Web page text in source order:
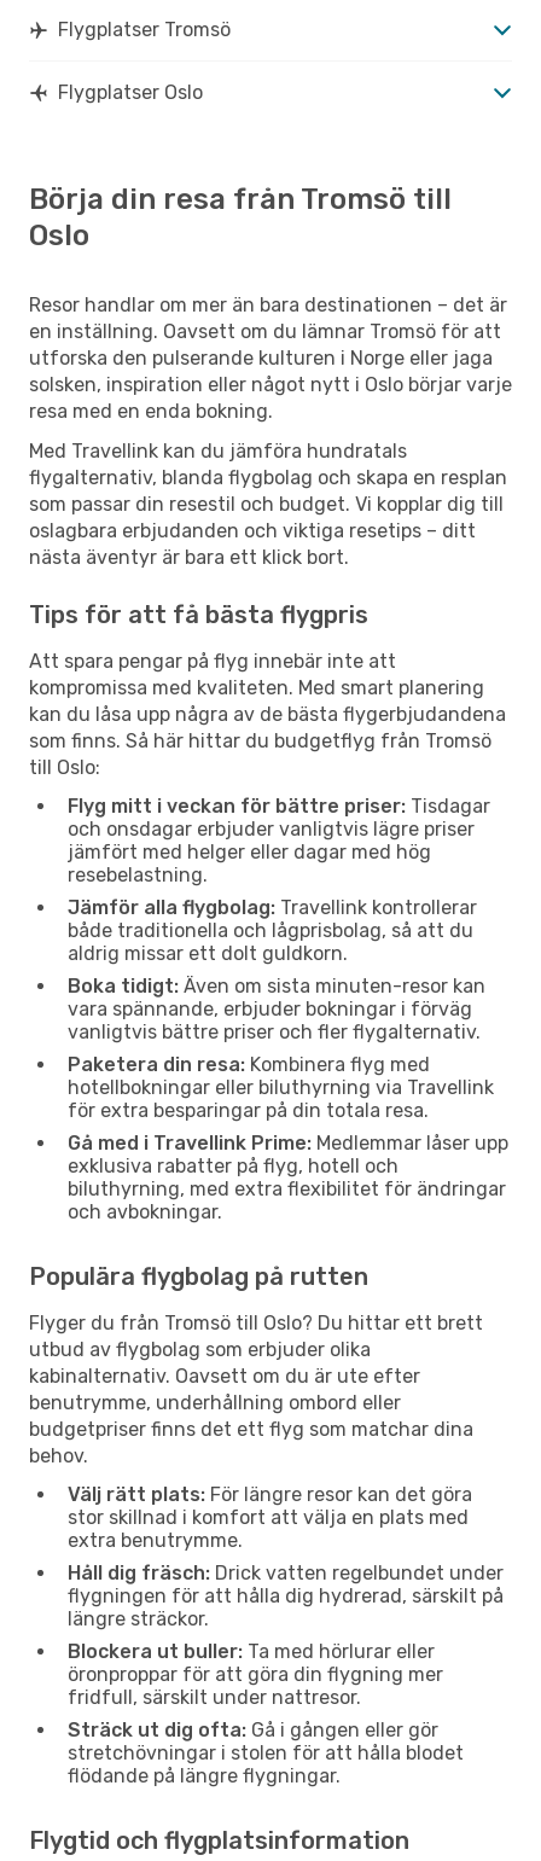
Flygplatser Tromsö
Flygplatser Oslo
Börja din resa från Tromsö till
Oslo
Resor handlar om mer än bara destinationen – det är
en inställning. Oavsett om du lämnar Tromsö för att
utforska den pulserande kulturen i Norge eller jaga
solsken, inspiration eller något nytt i Oslo börjar varje
resa med en enda bokning.
Med Travellink kan du jämföra hundratals
flygalternativ, blanda flygbolag och skapa en resplan
som passar din resestil och budget. Vi kopplar dig till
oslagbara erbjudanden och viktiga resetips – ditt
nästa äventyr är bara ett klick bort.
Tips för att få bästa flygpris
Att spara pengar på flyg innebär inte att
kompromissa med kvaliteten. Med smart planering
kan du låsa upp några av de bästa flygerbjudandena
som finns. Så här hittar du budgetflyg från Tromsö
till Oslo:
Flyg mitt i veckan för bättre priser: Tisdagar
och onsdagar erbjuder vanligtvis lägre priser
jämfört med helger eller dagar med hög
resebelastning.
Jämför alla flygbolag: Travellink kontrollerar
både traditionella och lågprisbolag, så att du
aldrig missar ett dolt guldkorn.
Boka tidigt: Även om sista minuten-resor kan
vara spännande, erbjuder bokningar i förväg
vanligtvis bättre priser och fler flygalternativ.
Paketera din resa: Kombinera flyg med
hotellbokningar eller biluthyrning via Travellink
för extra besparingar på din totala resa.
Gå med i Travellink Prime: Medlemmar låser upp
exklusiva rabatter på flyg, hotell och
biluthyrning, med extra flexibilitet för ändringar
och avbokningar.
Populära flygbolag på rutten
Flyger du från Tromsö till Oslo? Du hittar ett brett
utbud av flygbolag som erbjuder olika
kabinalternativ. Oavsett om du är ute efter
benutrymme, underhållning ombord eller
budgetpriser finns det ett flyg som matchar dina
behov.
Välj rätt plats: För längre resor kan det göra
stor skillnad i komfort att välja en plats med
extra benutrymme.
Håll dig fräsch: Drick vatten regelbundet under
flygningen för att hålla dig hydrerad, särskilt på
längre sträckor.
Blockera ut buller: Ta med hörlurar eller
öronproppar för att göra din flygning mer
fridfull, särskilt under nattresor.
Sträck ut dig ofta: Gå i gången eller gör
stretchövningar i stolen för att hålla blodet
flödande på längre flygningar.
Flygtid och flygplatsinformation